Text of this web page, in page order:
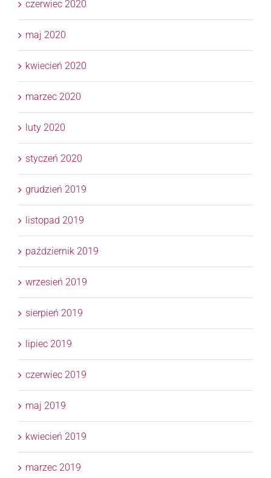
czerwiec 2020
maj 2020
kwiecień 2020
marzec 2020
luty 2020
styczeń 2020
grudzień 2019
listopad 2019
październik 2019
wrzesień 2019
sierpień 2019
lipiec 2019
czerwiec 2019
maj 2019
kwiecień 2019
marzec 2019